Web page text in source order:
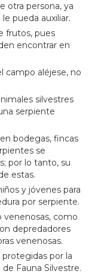
otra persona, ya
pueda auxiliar.
frutos, pues
encontrar en
campo aléjese, no
silvestres
serpiente
bodegas, fincas
se
por lo tanto, su
estas.
y jóvenes para
por serpiente.
venenosas, como
depredadores
venenosas.
protegidas por la
de Fauna Silvestre.